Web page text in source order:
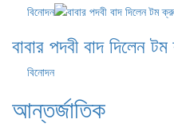
বিনোদন
বাবার পদবী বাদ দিলেন
বিনোদন
আন্তর্জাতিক